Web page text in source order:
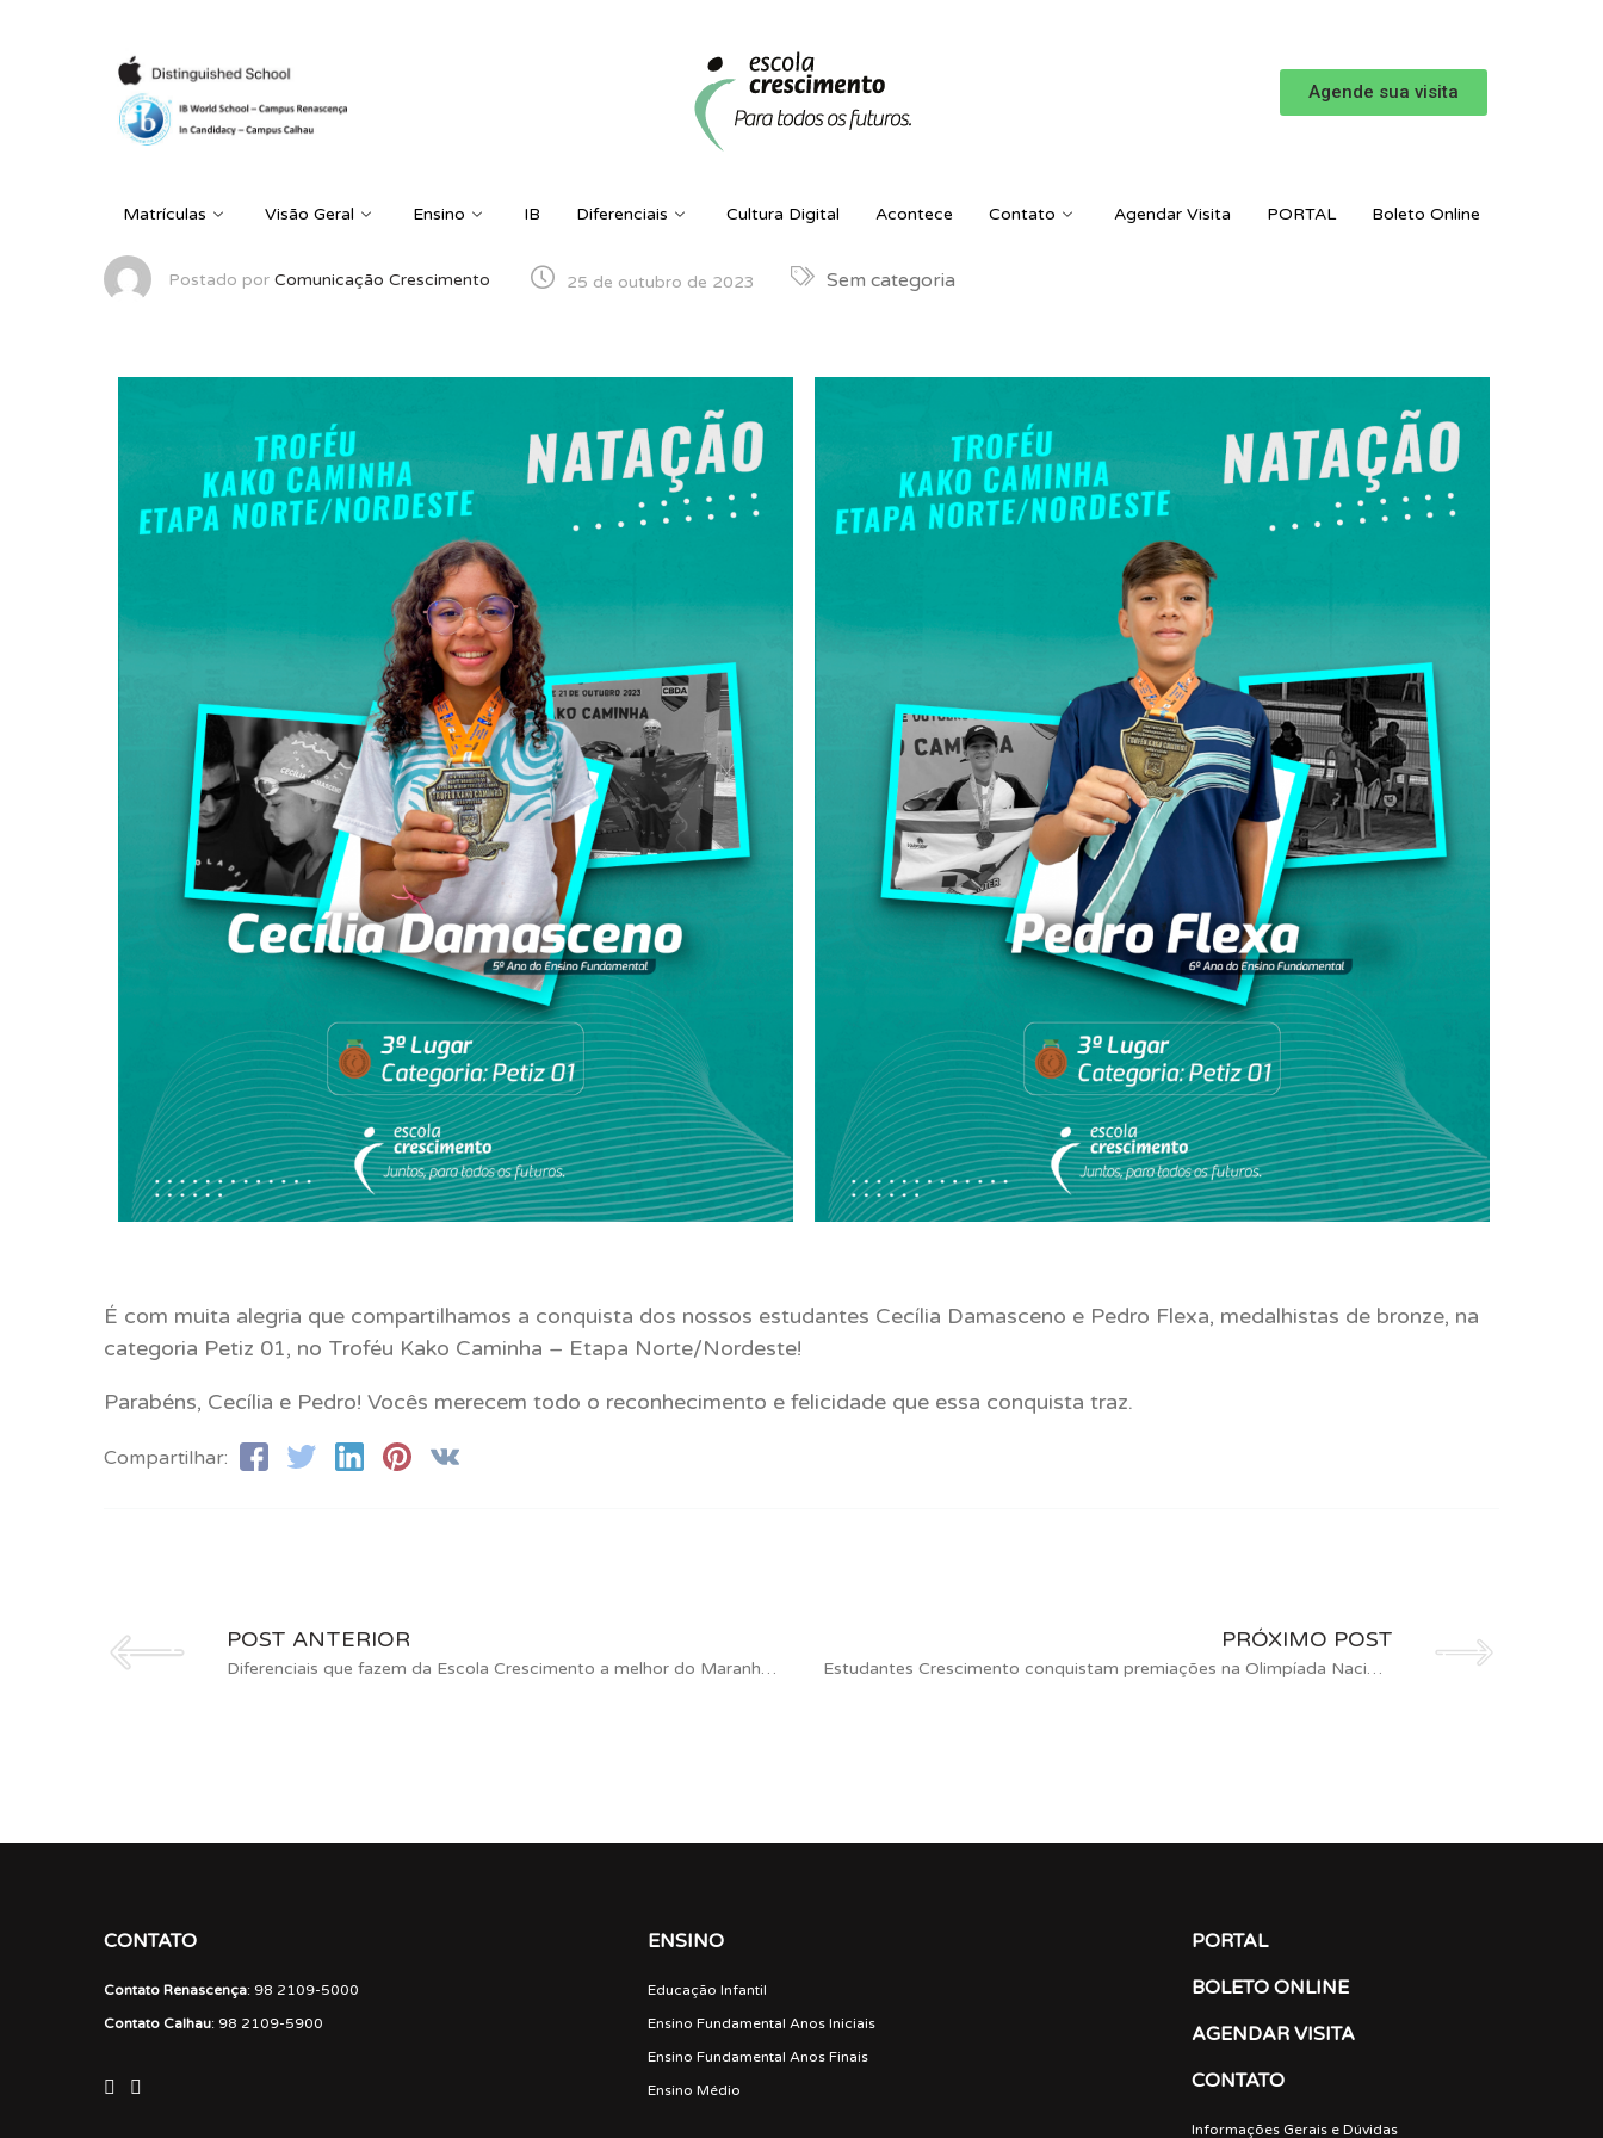
Agende sua visita
Matrículas Visão Geral Ensino IB Diferenciais Cultura Digital Acontece Contato Agendar Visita PORTAL Boleto Online
Postado por Comunicação Crescimento 25 de outubro de 2023 Sem categoria
É com muita alegria que compartilhamos a conquista dos nossos estudantes Cecília Damasceno e Pedro Flexa, medalhistas de bronze, na
categoria Petiz 01, no Troféu Kako Caminha – Etapa Norte/Nordeste!
Parabéns, Cecília e Pedro! Vocês merecem todo o reconhecimento e felicidade que essa conquista traz.
Compartilhar:
PRÓXIMO POST
Estudantes Crescimento conquistam premiações na Olimpíada Nacional Feminina de Química
POST ANTERIOR
Diferenciais que fazem da Escola Crescimento a melhor do Maranhão.
CONTATO
Contato Renascença: 98 2109-5000
Contato Calhau: 98 2109-5900
ENSINO
Educação Infantil
Ensino Fundamental Anos Iniciais
Ensino Fundamental Anos Finais
Ensino Médio
PORTAL
BOLETO ONLINE
AGENDAR VISITA
CONTATO
Informações Gerais e Dúvidas